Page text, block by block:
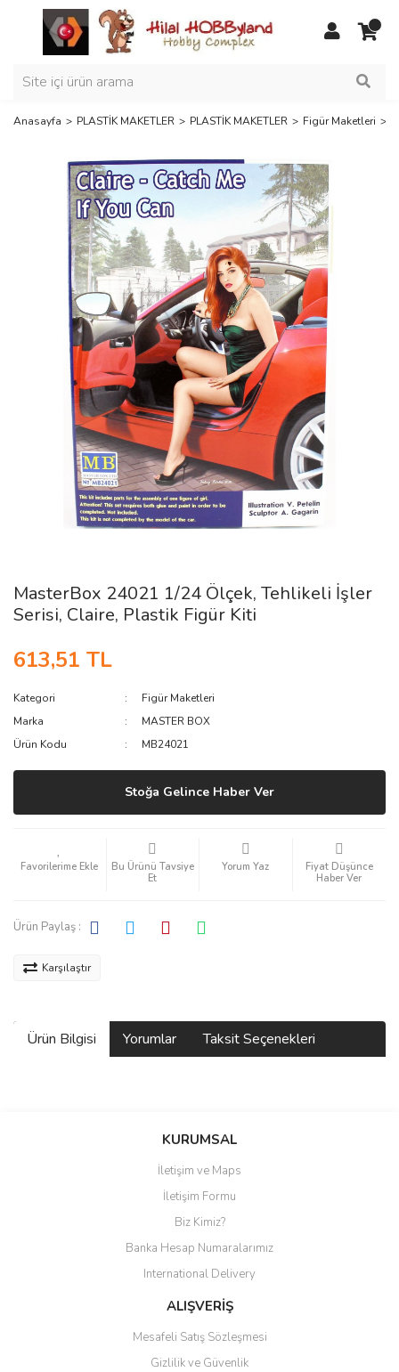
Anasayfa PLASTİK MAKETLER PLASTİK MAKETLER Figür Maketleri
MasterBox 24021 1/24 Ölçek, Tehlikeli İşler
Serisi, Claire, Plastik Figür Kiti
613,51 TL
Kategori
Figür Maketleri
Marka
MASTER BOX
Ürün Kodu
MB24021
Stoğa Gelince Haber Ver
Bu Ürünü Tavsiye
Et
Yorum Yaz
Fiyat Düşünce
Haber Ver
Ürün Paylaş :
Karşılaştır
Ürün Bilgisi Yorumlar Taksit Seçenekleri
Bu ürüne ilk yorumu siz yapın!
Yorum Yaz
KURUMSAL
İletişim ve Maps
İletişim Formu
Biz Kimiz?
Banka Hesap Numaralarımız
International Delivery
ALIŞVERİŞ
Mesafeli Satış Sözleşmesi
Gizlilik ve Güvenlik